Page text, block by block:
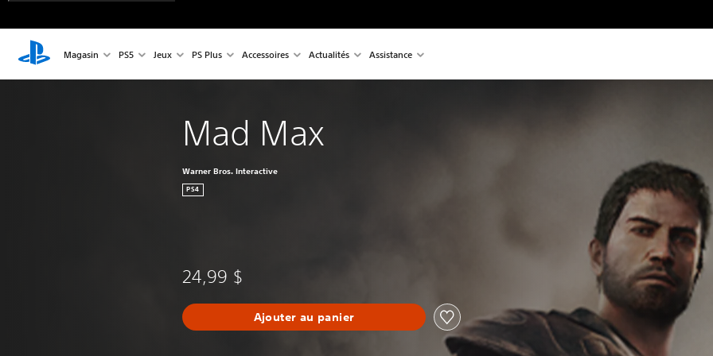
Magasin PS5 Jeux PS Plus Accessoires Actualités Assistance
Mad Max
Warner Bros. Interactive
PS4
24,99 $
Ajouter au panier